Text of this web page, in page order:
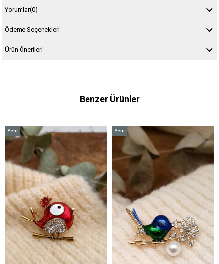
Yorumlar(0)
Ödeme Seçenekleri
Ürün Önerileri
Benzer Ürünler
Yeni
Ürün
Yeni